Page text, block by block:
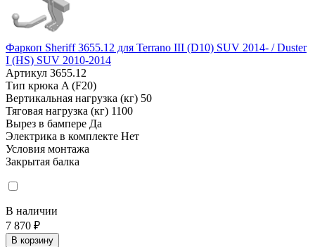
Фаркоп Sheriff 3655.12 для Terrano III (D10) SUV 2014- / Duster
I (HS) SUV 2010-2014
Артикул 3655.12
Тип крюка A (F20)
Вертикальная нагрузка (кг) 50
Тяговая нагрузка (кг) 1100
Вырез в бампере Да
Электрика в комплекте Нет
Условия монтажа
Закрытая балка
В наличии
7 870 ₽
В корзину